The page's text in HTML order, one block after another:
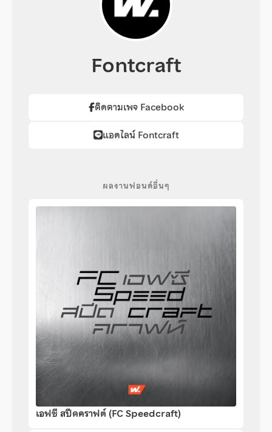
Fontcraft
ติดตามเพจ Facebook
แอดไลน์ Fontcraft
ผลงานฟอนต์อื่นๆ
เอฟซี สปีดคราฟต์ (FC Speedcraft)